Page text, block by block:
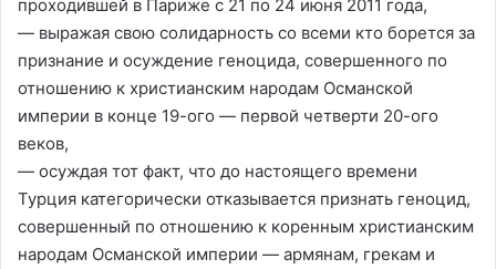
проходившей в Париже с 21 по 24 июня 2011 года,
— выражая свою солидарность со всеми кто борется за
признание и осуждение геноцида, совершенного по
отношению к христианским народам Османской
империи в конце 19-ого — первой четверти 20-ого
веков,
— осуждая тот факт, что до настоящего времени
Турция категорически отказывается признать геноцид,
совершенный по отношению к коренным христианским
народам Османской империи — армянам, грекам и